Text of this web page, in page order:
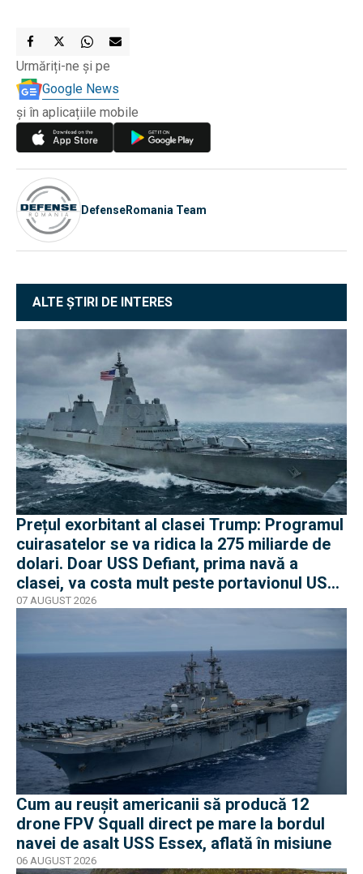
Urmăriți-ne și pe
Google News
și în aplicațiile mobile
DefenseRomania Team
ALTE ȘTIRI DE INTERES
Prețul exorbitant al clasei Trump: Programul
cuirasatelor se va ridica la 275 miliarde de
dolari. Doar USS Defiant, prima navă a
clasei, va costa mult peste portavionul USS
Gerald R. Ford
07 AUGUST 2026
Cum au reușit americanii să producă 12
drone FPV Squall direct pe mare la bordul
navei de asalt USS Essex, aflată în misiune
06 AUGUST 2026